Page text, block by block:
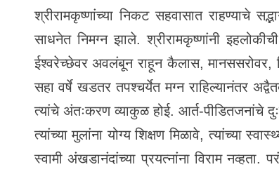
श्रीरामकृष्णांच्या निकट सहवासात राहण्याचे
साधनेत निमग्न झाले. श्रीरामकृष्णांनी
ईश्वरेच्छेवर अवलंबून राहून कैलास, मानससरोवर,
सहा वर्षे खडतर तपश्चर्येत मग्न राहिल्यानंतर
त्यांचे अंतःकरण व्याकुळ होई. आर्त-पीडितजनांचे
त्यांच्या मुलांना योग्य शिक्षण मिळावे, त्यांच्या
स्वामी अंखडानंदांच्या प्रयत्नांना विराम नव्हता.